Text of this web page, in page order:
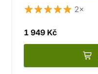
2×
1 949 Kč